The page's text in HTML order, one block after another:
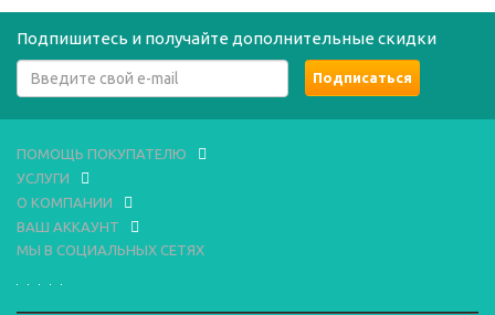
Подпишитесь и получайте дополнительные скидки
ПОМОЩЬ ПОКУПАТЕЛЮ
УСЛУГИ
О КОМПАНИИ
ВАШ АККАУНТ
МЫ В СОЦИАЛЬНЫХ СЕТЯХ